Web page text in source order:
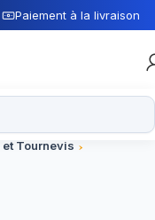
Paiement à la livraison
et Tournevis